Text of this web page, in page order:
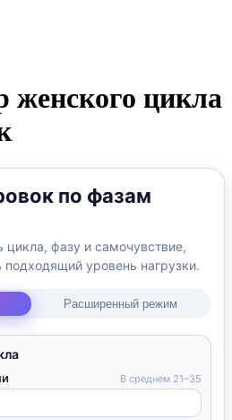
женского цикла
по фазам
цикла, фазу и самочувствие,
подходящий уровень нагрузки.
Расширенный режим
В среднем 21–35